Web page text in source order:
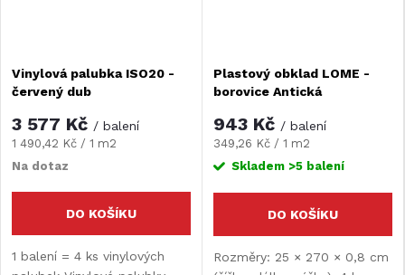
Vinylová palubka ISO20 -
červený dub
3 577 Kč / balení
Měrná
cena:
1 490,42 Kč / 1 m2
Na dotaz
DO KOŠÍKU
1 balení = 4 ks vinylových
Plastový obklad LOME -
borovice Antická
943 Kč / balení
Měrná
cena:
349,26 Kč / 1 m2
Skladem >5 balení
DO KOŠÍKU
Rozměry: 25 × 270 × 0,8 cm